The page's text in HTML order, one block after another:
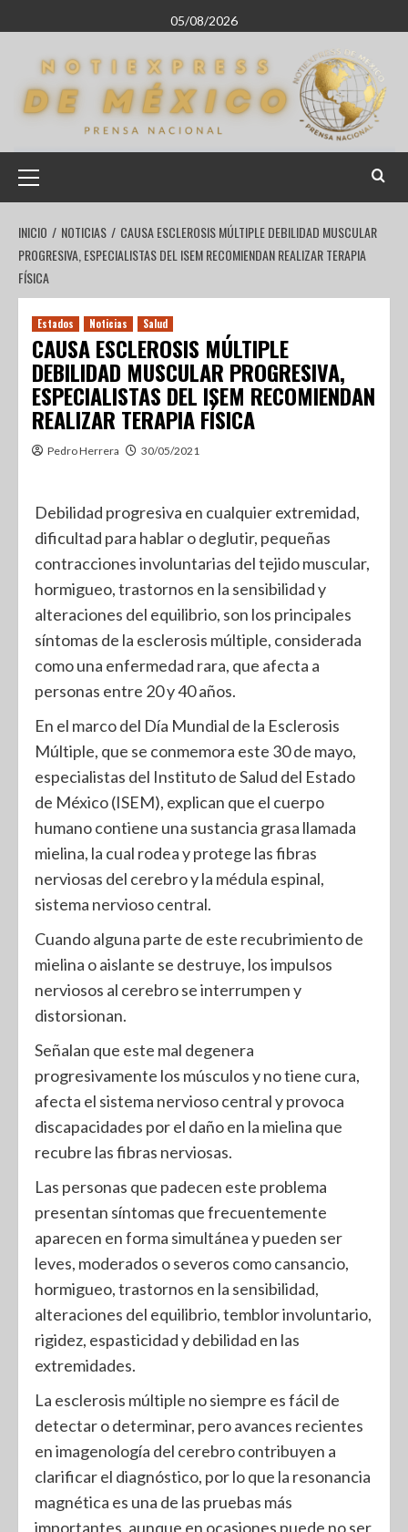
05/08/2026
INICIO NOTICIAS
CAUSA ESCLEROSIS MÚLTIPLE DEBILIDAD MUSCULAR
PROGRESIVA, ESPECIALISTAS DEL ISEM RECOMIENDAN REALIZAR TERAPIA
FÍSICA
Estados Noticias Salud
CAUSA ESCLEROSIS MÚLTIPLE
DEBILIDAD MUSCULAR PROGRESIVA,
ESPECIALISTAS DEL ISEM RECOMIENDAN
REALIZAR TERAPIA FÍSICA
Pedro Herrera 30/05/2021
Debilidad progresiva en cualquier extremidad,
dificultad para hablar o deglutir, pequeñas
contracciones involuntarias del tejido muscular,
hormigueo, trastornos en la sensibilidad y
alteraciones del equilibrio, son los principales
síntomas de la esclerosis múltiple, considerada
como una enfermedad rara, que afecta a
personas entre 20 y 40 años.
En el marco del Día Mundial de la Esclerosis
Múltiple, que se conmemora este 30 de mayo,
especialistas del Instituto de Salud del Estado
de México (ISEM), explican que el cuerpo
humano contiene una sustancia grasa llamada
mielina, la cual rodea y protege las fibras
nerviosas del cerebro y la médula espinal,
sistema nervioso central.
Cuando alguna parte de este recubrimiento de
mielina o aislante se destruye, los impulsos
nerviosos al cerebro se interrumpen y
distorsionan.
Señalan que este mal degenera
progresivamente los músculos y no tiene cura,
afecta el sistema nervioso central y provoca
discapacidades por el daño en la mielina que
recubre las fibras nerviosas.
Las personas que padecen este problema
presentan síntomas que frecuentemente
aparecen en forma simultánea y pueden ser
leves, moderados o severos como cansancio,
hormigueo, trastornos en la sensibilidad,
alteraciones del equilibrio, temblor involuntario,
rigidez, espasticidad y debilidad en las
extremidades.
La esclerosis múltiple no siempre es fácil de
detectar o determinar, pero avances recientes
en imagenología del cerebro contribuyen a
clarificar el diagnóstico, por lo que la resonancia
magnética es una de las pruebas más
importantes, aunque en ocasiones puede no ser